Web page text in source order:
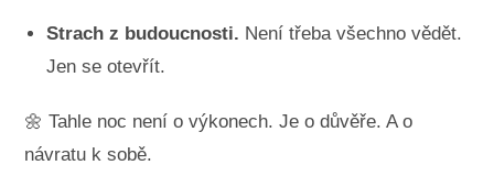
Strach z budoucnosti. Není třeba všechno vědět.
Jen se otevřít.
🌼 Tahle noc není o výkonech. Je o důvěře. A o
návratu k sobě.